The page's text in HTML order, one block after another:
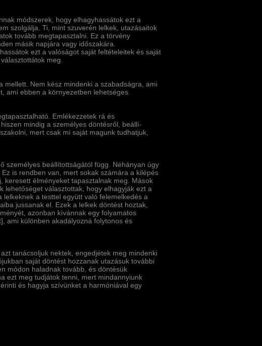
módszerek, hogy elhagyhassátok ezt a
szolgálja. Ti, mint szuverén lelkek, utazásaitok
tovább megtapasztalni. Ez a törvény
másik napjára vagy időszakára.
ezt a valóságot saját feltételeitek és saját
meg.
Nem kész mindenki a szabadságra, ami
ami ebben a környezetben lehetséges.
Emlékezzetek rá és
mindig a személyes döntésről, beállí­
mert csak mi saját magunk tudhatjuk,
személyes beállí­tottságától függ. Néhányan úgy
is rendben van, mert sokak számára a kilépés
keresett élményeket tapasztalnak meg. Mások
lehetőséget választottak, hogy elhagyják ezt a
a testtel együtt való felemelkedés a
jussanak el. Ezek a lelkek döntést hoztak,
azonban kí­vánnak egy folyamatos
ami különben akadályozná folytonos és
tanácsoljuk nektek, engedjétek meg mindenki
saját döntést hozzanak utazásuk további
módon haladnak tovább, és döntésük
ezt meg tudjátok tenni, mert mindannyiunk
és hagyja szí­vünket a harmóniával egy